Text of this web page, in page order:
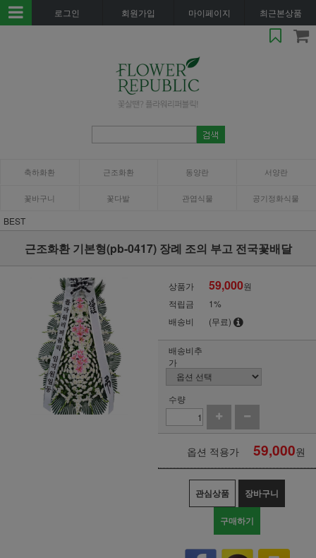
로그인 회원가입 마이페이지 최근본상품
축하화환 근조화환 동양란 서양란
꽃바구니 꽃다발 관엽식물 공기정화식물
BEST
근조화환 기본형(pb-0417) 장례 조의 부고 전국꽃배달
상품가 59,000원
적립금
1%
배송비
(무료)
배송비추
가
수량
옵션 적용가 59,000원
관심상품 장바구니
구매하기